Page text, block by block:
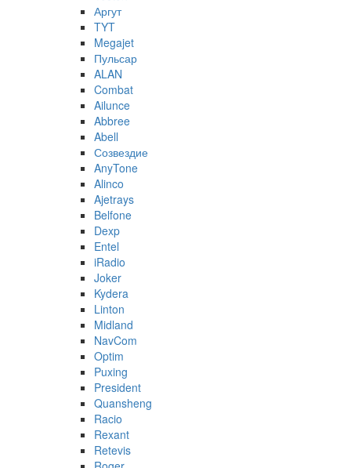
Аргут
TYT
Megajet
Пульсар
ALAN
Combat
Ailunce
Abbree
Abell
Созвездие
AnyTone
Alinco
Ajetrays
Belfone
Dexp
Entel
iRadio
Joker
Kydera
Linton
Midland
NavCom
Optim
Puxing
President
Quansheng
Racio
Rexant
Retevis